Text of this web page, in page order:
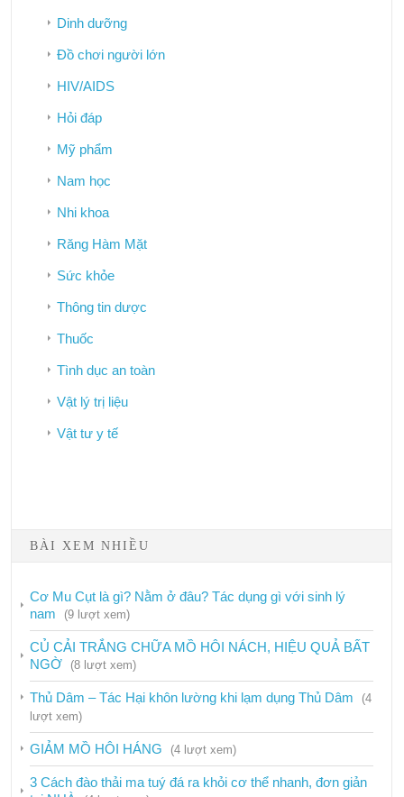
Dinh dưỡng
Đồ chơi người lớn
HIV/AIDS
Hỏi đáp
Mỹ phẩm
Nam học
Nhi khoa
Răng Hàm Mặt
Sức khỏe
Thông tin dược
Thuốc
Tình dục an toàn
Vật lý trị liệu
Vật tư y tế
Phòng chống HIV/AIDS
Hướng dẫn
Phòng chống ma túy
Tiêm truyền an toàn
Tin nội bộ
BÀI XEM NHIỀU
Cơ Mu Cụt là gì? Nằm ở đâu? Tác dụng gì với sinh lý
nam
(9 lượt xem)
CỦ CẢI TRẮNG CHỮA MỒ HÔI NÁCH, HIỆU QUẢ BẤT
NGỜ
(8 lượt xem)
Thủ Dâm – Tác Hại khôn lường khi lạm dụng Thủ Dâm
(4
lượt xem)
GIẢM MỒ HÔI HÁNG (4 lượt xem)
3 Cách đào thải ma tuý đá ra khỏi cơ thể nhanh, đơn giản